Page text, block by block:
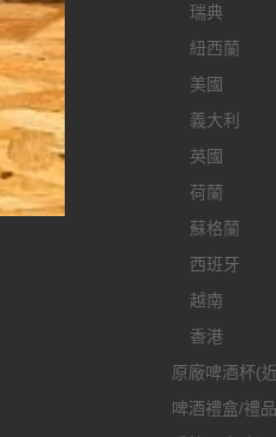
瑞典
紐西蘭
美國
義大利
英國
荷蘭
蘇格蘭
西班牙
越南
香港
原廠啤酒杯(
啤酒禮盒/禮品